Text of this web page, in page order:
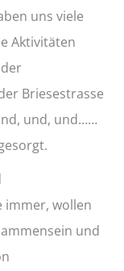
uns viele
Aktivitäten
Briesestrasse
und, und……
wollen
und